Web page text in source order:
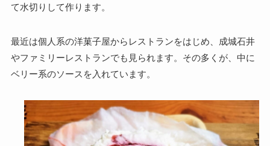
て水切りして作ります。
最近は個人系の洋菓子屋からレストランをはじめ、成城石井
やファミリーレストランでも見られます。その多くが、中に
ベリー系のソースを入れています。